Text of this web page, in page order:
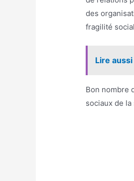
des
fragilité
Lire aussi
Bon nombre
sociaux de